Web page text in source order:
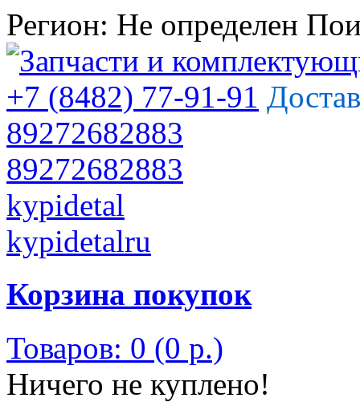
Регион: Не определен
+7 (8482) 77-91-91
89272682883
89272682883
kypidetal
kypidetalru
Корзина покупок
Товаров: 0 (0 р.)
Ничего не куплено!